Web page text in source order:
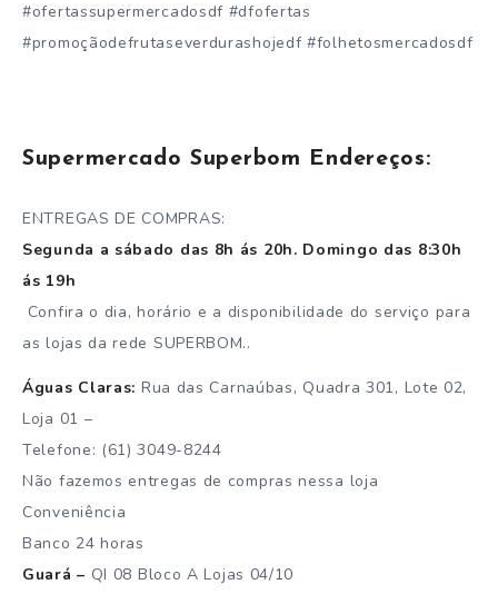
#ofertassupermercadosdf #dfofertas
#promoçãodefrutaseverdurashojedf #folhetosmercadosdf
Supermercado Superbom Endereços:
ENTREGAS DE COMPRAS:
Segunda a sábado das 8h ás 20h. Domingo das 8:30h
ás 19h
Confira o dia, horário e a disponibilidade do serviço para
as lojas da rede SUPERBOM..
Águas Claras: Rua das Carnaúbas, Quadra 301, Lote 02,
Loja 01 –
Telefone: (61) 3049-8244
Não fazemos entregas de compras nessa loja
Conveniência
Banco 24 horas
Guará – QI 08 Bloco A Lojas 04/10